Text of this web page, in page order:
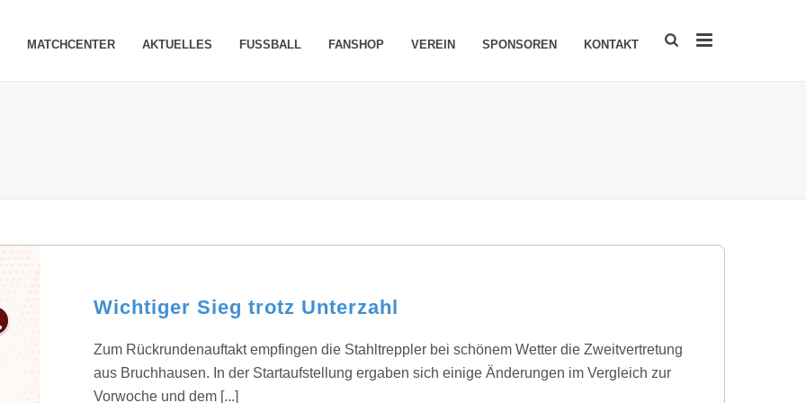
MATCHCENTER AKTUELLES FUSSBALL FANSHOP VEREIN SPONSOREN KONTAKT
Wichtiger Sieg trotz Unterzahl
Zum Rückrundenauftakt empfingen die Stahltreppler bei schönem Wetter die Zweitvertretung
aus Bruchhausen. In der Startaufstellung ergaben sich einige Änderungen im Vergleich zur
Vorwoche und dem [...]